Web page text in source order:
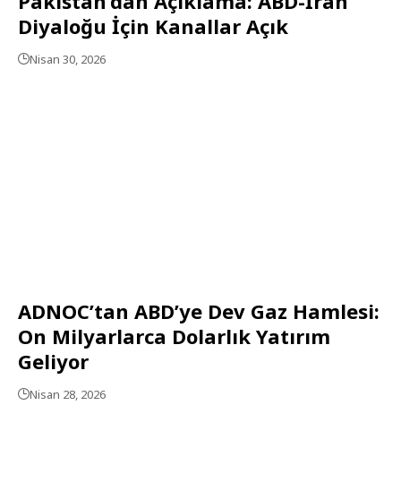
Diyaloğu İçin Kanallar Açık
Nisan 30, 2026
ADNOC’tan ABD’ye Dev Gaz Hamlesi:
On Milyarlarca Dolarlık Yatırım
Geliyor
Nisan 28, 2026